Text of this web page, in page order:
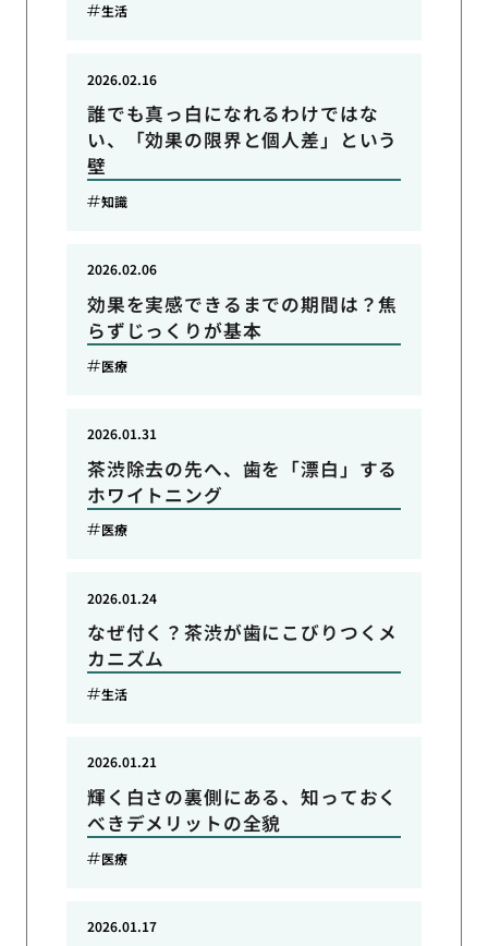
生活
誰でも真っ白になれるわけではな
い、「効果の限界と個人差」という
壁
2026.02.16
知識
効果を実感できるまでの期間は？焦
らずじっくりが基本
2026.02.06
医療
茶渋除去の先へ、歯を「漂白」する
ホワイトニング
2026.01.31
医療
なぜ付く？茶渋が歯にこびりつくメ
カニズム
2026.01.24
生活
輝く白さの裏側にある、知っておく
べきデメリットの全貌
2026.01.21
医療
2026.01.17